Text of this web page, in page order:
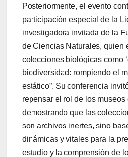
Posteriormente, el evento
participación especial de la
investigadora invitada de la
de Ciencias Naturales, quien
colecciones biológicas como
biodiversidad: rompiendo el
estático”. Su conferencia
repensar el rol de los museos
demostrando que las
son archivos inertes, sino
dinámicas y vitales para la
estudio y la comprensión de